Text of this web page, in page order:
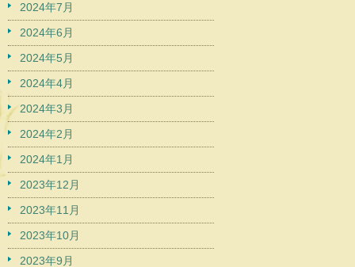
2024年7月
2024年6月
2024年5月
2024年4月
2024年3月
2024年2月
2024年1月
2023年12月
2023年11月
2023年10月
2023年9月